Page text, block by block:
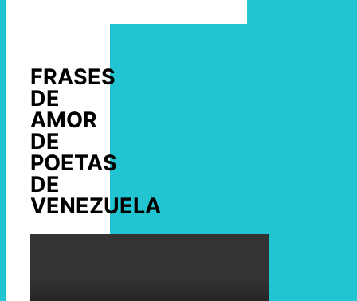
FRASES
DE
AMOR
DE
POETAS
DE
VENEZUELA